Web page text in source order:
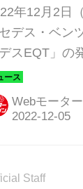
」がワー
年12月2日
デス・ベン
スEQT」の
ースとした
トモデル「
ル1」の公開
Webモータ
Staff